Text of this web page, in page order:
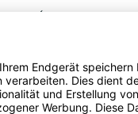
Verpackungen